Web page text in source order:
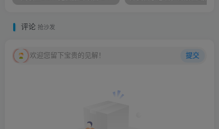
评论 抢沙发
欢迎您留下宝贵的见解！ 提交